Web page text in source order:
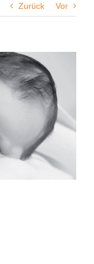
Zurück Vor